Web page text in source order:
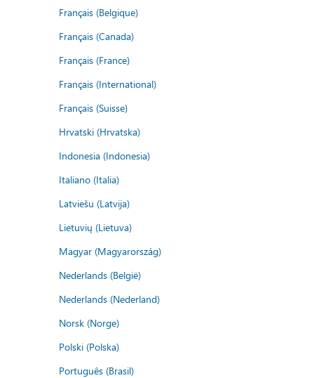
Français (Belgique)
Français (Canada)
Français (France)
Français (International)
Français (Suisse)
Hrvatski (Hrvatska)
Indonesia (Indonesia)
Italiano (Italia)
Latviešu (Latvija)
Lietuvių (Lietuva)
Magyar (Magyarország)
Nederlands (België)
Nederlands (Nederland)
Norsk (Norge)
Polski (Polska)
Português (Brasil)